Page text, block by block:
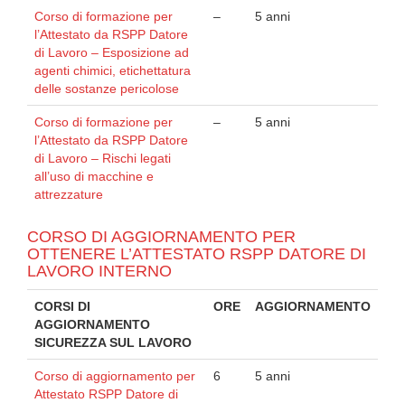
Corso di formazione per
l’Attestato da RSPP Datore
di Lavoro – Esposizione ad
agenti chimici, etichettatura
delle sostanze pericolose
– 5 anni
Corso di formazione per
l’Attestato da RSPP Datore
di Lavoro – Rischi legati
all’uso di macchine e
attrezzature
– 5 anni
CORSO DI AGGIORNAMENTO PER
OTTENERE L’ATTESTATO RSPP DATORE DI
LAVORO INTERNO
CORSI DI
AGGIORNAMENTO
SICUREZZA SUL LAVORO
ORE AGGIORNAMENTO
Corso di aggiornamento per
Attestato RSPP Datore di
6 5 anni